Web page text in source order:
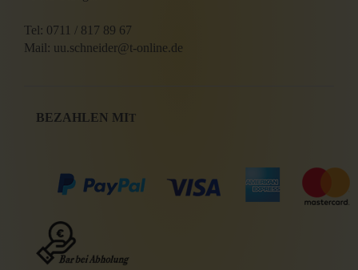
Tel: 0711 / 817 89 67
Mail: uu.schneider@t-online.de
BEZAHLEN MIT